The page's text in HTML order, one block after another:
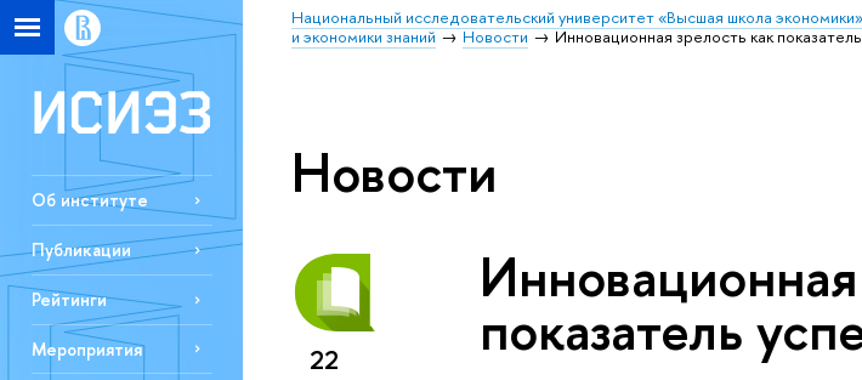
Национальный исследовательский университет «Высшая школа экономики»
и экономики знаний
Новости Инновационная зрелость как
Об институте
Публикации
Рейтинги
Мероприятия
Новости
22 показатель